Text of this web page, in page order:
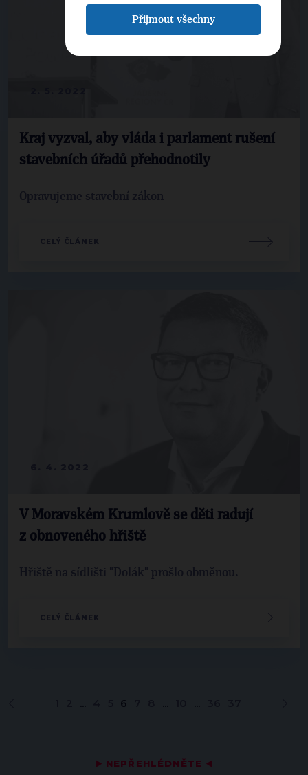
▶ NEPŘEHLÉDNĚTE ◀
Kraj vyzval, aby vláda i parlament rušení
stavebních úřadů přehodnotily
Opravujeme stavební zákon
CELÝ ČLÁNEK
V Moravském Krumlově se děti radují
z obnoveného hřiště
Hřiště na sídlišti "Dolák" prošlo obměnou.
CELÝ ČLÁNEK
... 6 ... ...
Přijmout všechny